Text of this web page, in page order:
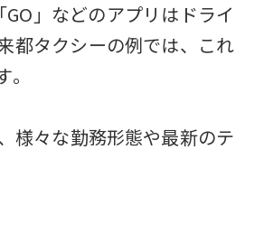
」などのアプリはドライ
都タクシーの例では、これ
様々な勤務形態や最新のテ